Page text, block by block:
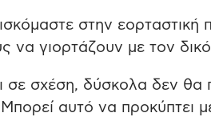
στην εορταστική
να γιορτάζουν με τον
σε σχέση, δύσκολα δεν
Μπορεί αυτό να προκύπτει